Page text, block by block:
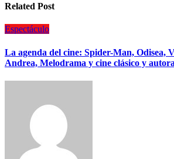
Related Post
Espectáculo
La agenda del cine: Spider-Man, Odisea,
Andrea, Melodrama y cine clásico y